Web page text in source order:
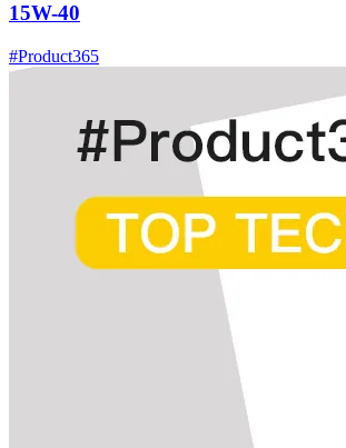
15W-40
#Product365